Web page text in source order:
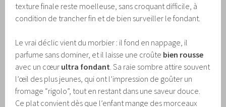
texture finale reste moelleuse, sans croquant difficile, à
condition de trancher fin et de bien surveiller le fondant.
Le vrai déclic vient du morbier : il fond en nappage, il
parfume sans dominer, et il laisse une croûte bien rousse
avec un cœur ultra fondant . Sa raie sombre attire souvent
l’œil des plus jeunes, qui ont l’impression de goûter un
fromage “rigolo”, tout en restant dans une saveur douce.
Ce plat convient dès que l’enfant mange des morceaux